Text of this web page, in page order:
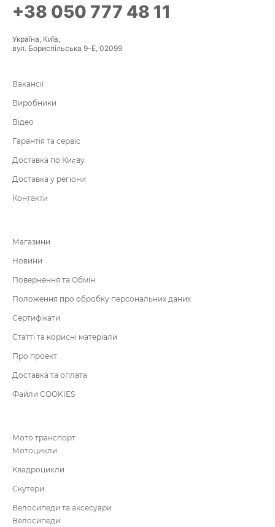
+38 050 777 48 11
Україна, Київ,
вул. Бориспільська 9-Е, 02099
Вакансії
Виробники
Відео
Гарантія та сервіс
Доставка по Києву
Доставка у регіони
Контакти
Магазини
Новини
Повернення та Обмін
Положення про обробку персональних даних
Сертифікати
Статті та корисні матеріали
Про проект
Доставка та оплата
Файли COOKIES
Мото транспорт
Мотоцикли
Квадроцикли
Скутери
Велосипеди та аксесуари
Велосипеди